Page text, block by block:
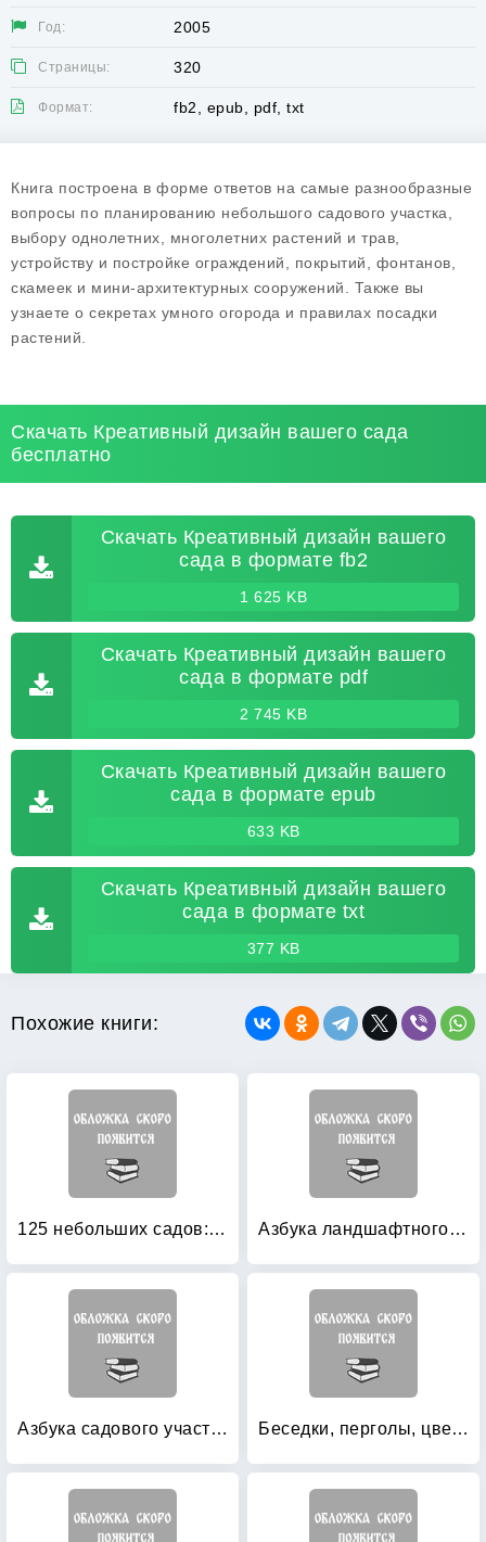
Год: 2005
Страницы: 320
Формат: fb2, epub, pdf, txt
Книга построена в форме ответов на самые разнообразные
вопросы по планированию небольшого садового участка,
выбору однолетних, многолетних растений и трав,
устройству и постройке ограждений, покрытий, фонтанов,
скамеек и мини-архитектурных сооружений. Также вы
узнаете о секретах умного огорода и правилах посадки
растений.
Скачать Креативный дизайн вашего сада
бесплатно
Скачать Креативный дизайн вашего
сада в формате fb2
1 625 KB
Скачать Креативный дизайн вашего
сада в формате pdf
2 745 KB
Скачать Креативный дизайн вашего
сада в формате epub
633 KB
Скачать Креативный дизайн вашего
сада в формате txt
377 KB
Похожие книги:
125 небольших садов: Планы разбивки садов Азбука ландшафтного дизайна
Азбука садового участка: Ландшафтный дизайн для начинающих Беседки, перголы, цветочницы